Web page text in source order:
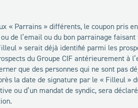
« Parrains » différents, le coupon pris
de l’email ou du bon parrainage
» serait déjà identifié parmi les
du Groupe CIF antérieurement
que des personnes qui ne sont pas
la date de signature par le « Filleul »
ou d’un mandat de syndic, sera